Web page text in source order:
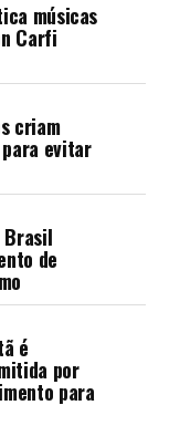
músicas
Carfi
criam
para evitar
Brasil
de
é
por
para